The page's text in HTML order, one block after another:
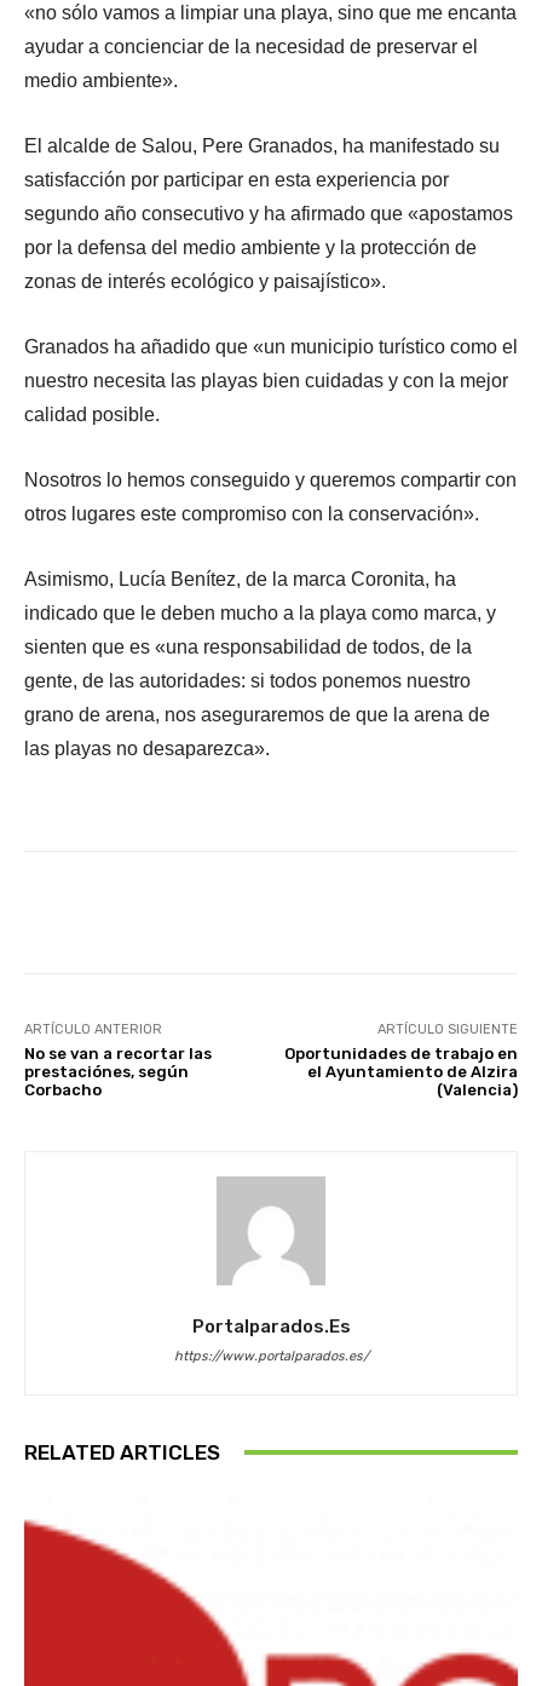
«no sólo vamos a limpiar una playa, sino que me encanta
ayudar a concienciar de la necesidad de preservar el
medio ambiente».
El alcalde de Salou, Pere Granados, ha manifestado su
satisfacción por participar en esta experiencia por
segundo año consecutivo y ha afirmado que «apostamos
por la defensa del medio ambiente y la protección de
zonas de interés ecológico y paisajístico».
Granados ha añadido que «un municipio turístico como el
nuestro necesita las playas bien cuidadas y con la mejor
calidad posible.
Nosotros lo hemos conseguido y queremos compartir con
otros lugares este compromiso con la conservación».
Asimismo, Lucía Benítez, de la marca Coronita, ha
indicado que le deben mucho a la playa como marca, y
sienten que es «una responsabilidad de todos, de la
gente, de las autoridades: si todos ponemos nuestro
grano de arena, nos aseguraremos de que la arena de
las playas no desaparezca».
ARTÍCULO ANTERIOR
No se van a recortar las
prestaciónes, según
Corbacho
ARTÍCULO SIGUIENTE
Oportunidades de trabajo en
el Ayuntamiento de Alzira
(Valencia)
Portalparados.es
https://www.portalparados.es/
RELATED ARTICLES